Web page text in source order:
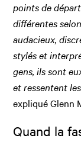
points de
différentes
audacieux,
stylés et
gens, ils sont
et ressentent
expliqué Glenn
Quand la